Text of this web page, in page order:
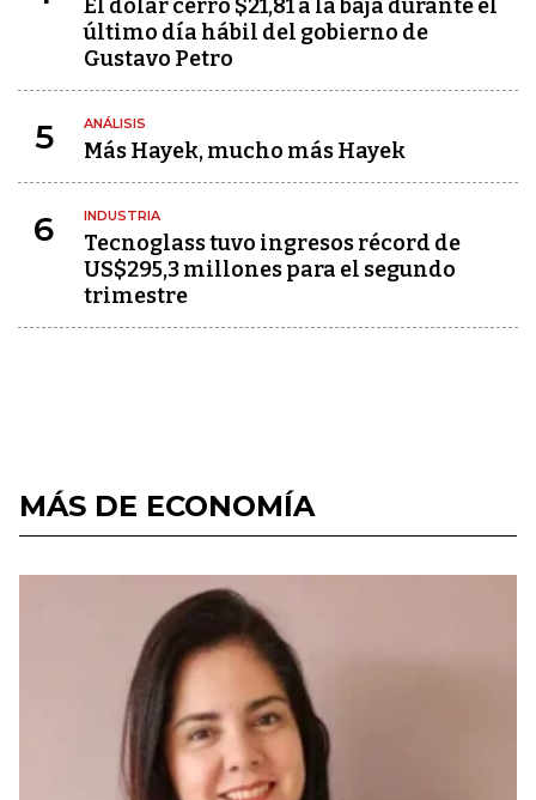
El dólar cerró $21,81 a la baja durante el
último día hábil del gobierno de
Gustavo Petro
5 ANÁLISIS
Más Hayek, mucho más Hayek
6 INDUSTRIA
Tecnoglass tuvo ingresos récord de
US$295,3 millones para el segundo
trimestre
MÁS DE ECONOMÍA